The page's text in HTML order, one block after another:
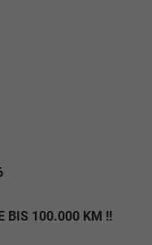
BIS 100.000 KM !!